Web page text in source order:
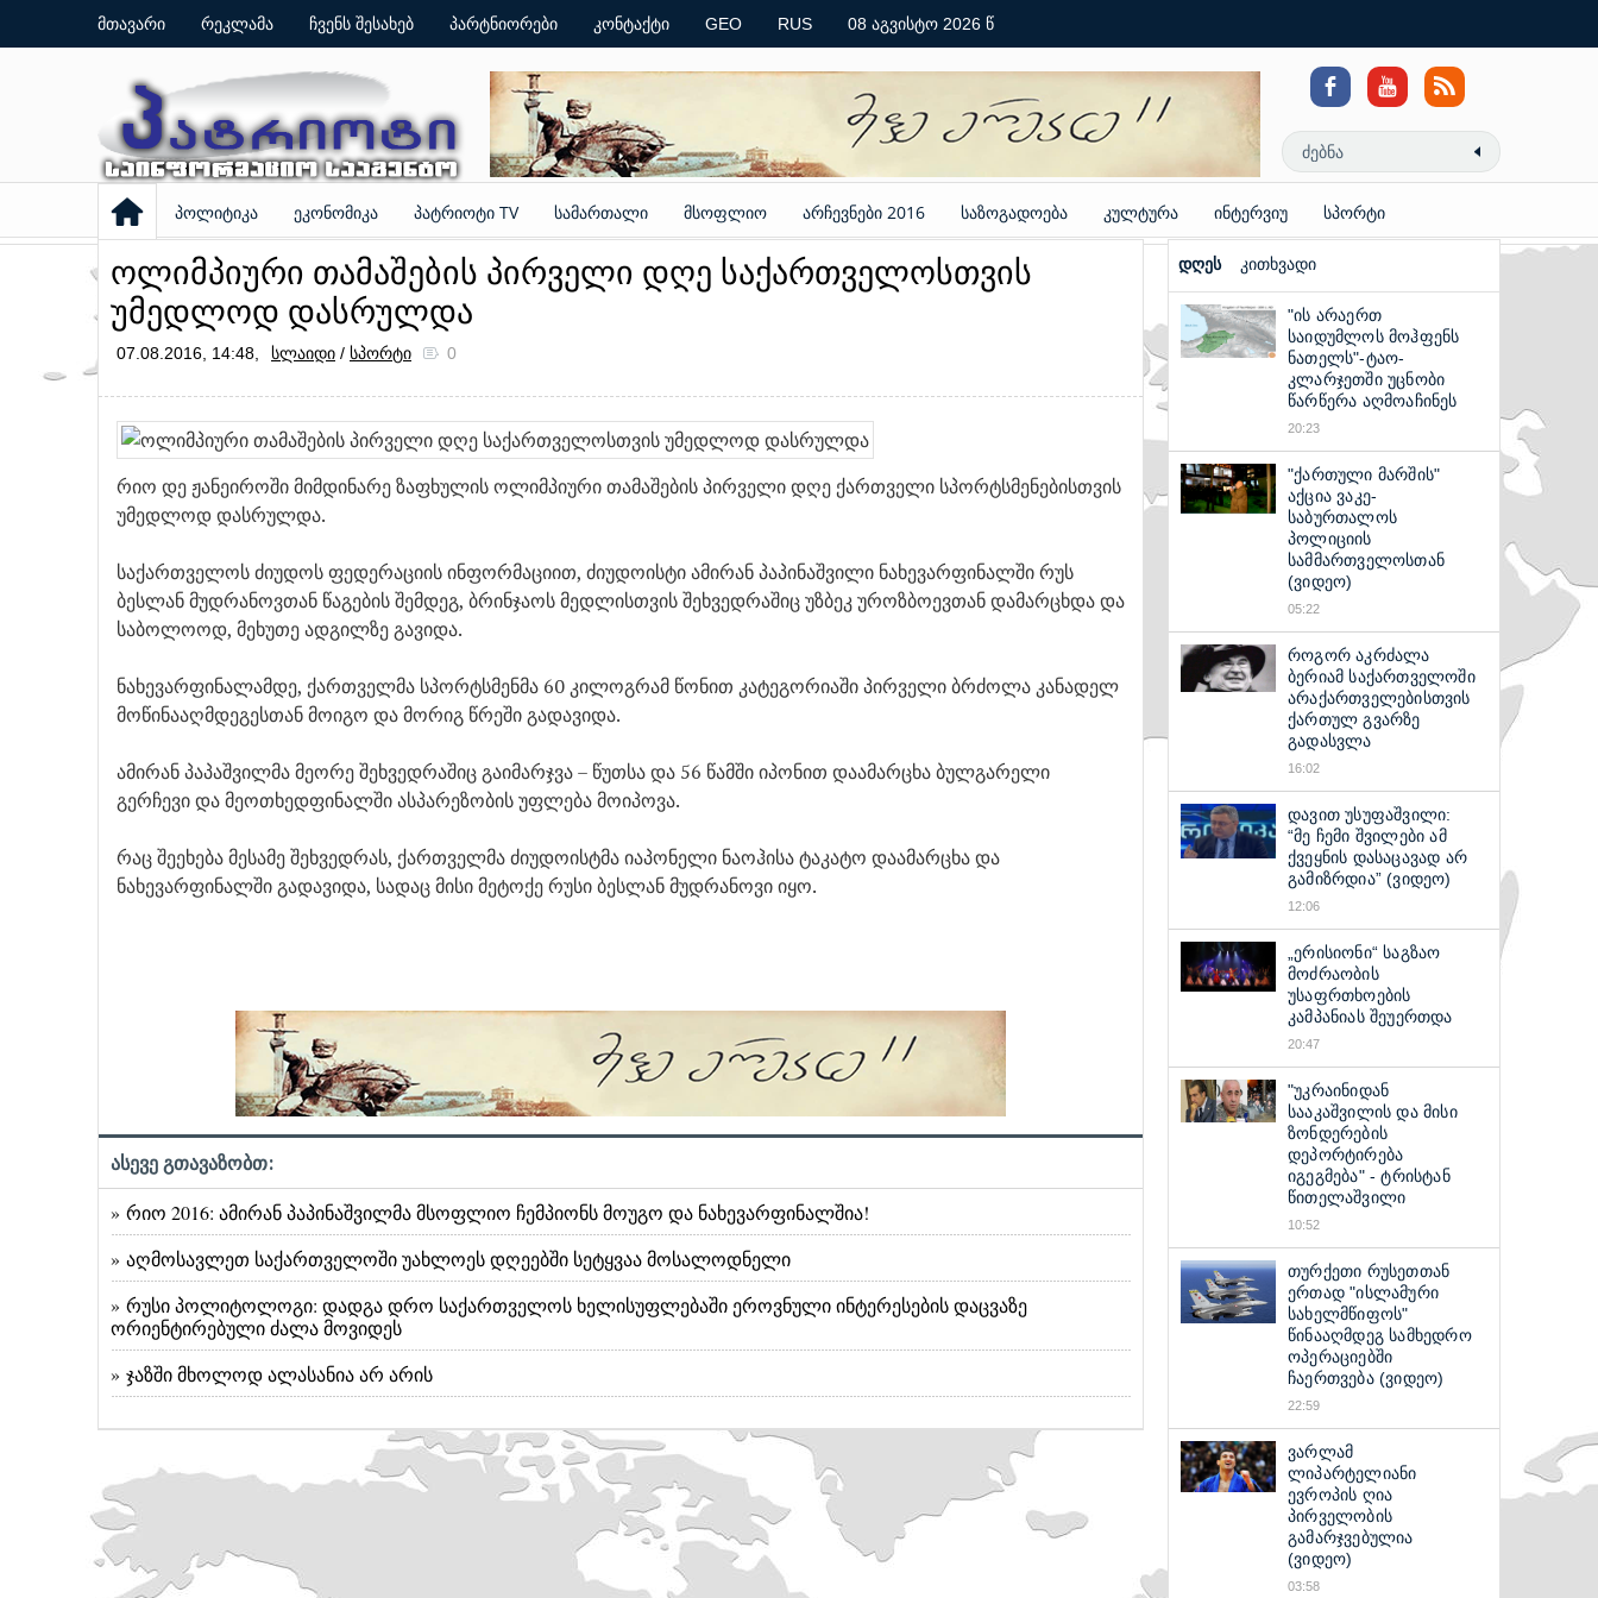
მთავარი რეკლამა ჩვენს შესახებ პარტნიორები კონტაქტი GEO RUS 08 აგვისტო 2026 წ
პოლიტიკა ეკონომიკა პატრიოტი TV სამართალი მსოფლიო არჩევნები 2016 საზოგადოება კულტურა ინტერვიუ სპორტი
Video
Downloader
ოლიმპიური თამაშების პირველი დღე საქართველოსთვის
უმედლოდ დასრულდა
07.08.2016, 14:48, სლაიდი / სპორტი 0
რიო დე ჟანეიროში მიმდინარე ზაფხულის ოლიმპიური თამაშების პირველი დღე ქართველი სპორტსმენებისთვის
უმედლოდ დასრულდა.
საქართველოს ძიუდოს ფედერაციის ინფორმაციით, ძიუდოისტი ამირან პაპინაშვილი ნახევარფინალში რუს
ბესლან მუდრანოვთან წაგების შემდეგ, ბრინჯაოს მედლისთვის შეხვედრაშიც უზბეკ უროზბოევთან დამარცხდა და
საბოლოოდ, მეხუთე ადგილზე გავიდა.
ნახევარფინალამდე, ქართველმა სპორტსმენმა 60 კილოგრამ წონით კატეგორიაში პირველი ბრძოლა კანადელ
მოწინააღმდეგესთან მოიგო და მორიგ წრეში გადავიდა.
ამირან პაპაშვილმა მეორე შეხვედრაშიც გაიმარჯვა – წუთსა და 56 წამში იპონით დაამარცხა ბულგარელი
გერჩევი და მეოთხედფინალში ასპარეზობის უფლება მოიპოვა.
რაც შეეხება მესამე შეხვედრას, ქართველმა ძიუდოისტმა იაპონელი ნაოჰისა ტაკატო დაამარცხა და
ნახევარფინალში გადავიდა, სადაც მისი მეტოქე რუსი ბესლან მუდრანოვი იყო.
ასევე გთავაზობთ:
» რიო 2016: ამირან პაპინაშვილმა მსოფლიო ჩემპიონს მოუგო და ნახევარფინალშია!
» აღმოსავლეთ საქართველოში უახლოეს დღეებში სეტყვაა მოსალოდნელი
» რუსი პოლიტოლოგი: დადგა დრო საქართველოს ხელისუფლებაში ეროვნული ინტერესების დაცვაზე
ორიენტირებული ძალა მოვიდეს
» ჯაზში მხოლოდ ალასანია არ არის
დღეს კითხვადი
"ის არაერთ
საიდუმლოს მოჰფენს
ნათელს"-ტაო-
კლარჯეთში უცნობი
წარწერა აღმოაჩინეს
20:23
"ქართული მარშის"
აქცია ვაკე-
საბურთალოს
პოლიციის
სამმართველოსთან
(ვიდეო)
05:22
როგორ აკრძალა
ბერიამ საქართველოში
არაქართველებისთვის
ქართულ გვარზე
გადასვლა
16:02
დავით უსუფაშვილი:
“მე ჩემი შვილები ამ
ქვეყნის დასაცავად არ
გამიზრდია” (ვიდეო)
12:06
„ერისიონი“ საგზაო
მოძრაობის
უსაფრთხოების
კამპანიას შეუერთდა
20:47
"უკრაინიდან
სააკაშვილის და მისი
ზონდერების
დეპორტირება
იგეგმება" - ტრისტან
წითელაშვილი
10:52
თურქეთი რუსეთთან
ერთად "ისლამური
სახელმწიფოს"
წინააღმდეგ სამხედრო
ოპერაციებში
ჩაერთვება (ვიდეო)
22:59
ვარლამ
ლიპარტელიანი
ევროპის ღია
პირველობის
გამარჯვებულია
(ვიდეო)
03:58